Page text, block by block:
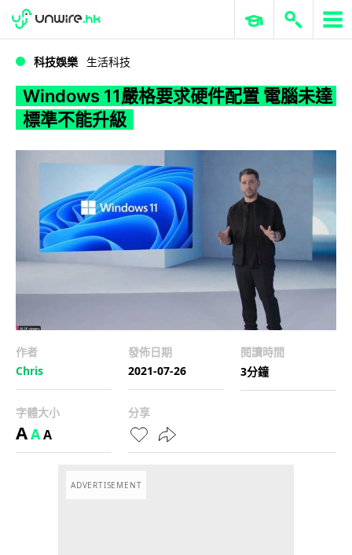
WWDC 2026 ERP 與商業 AI
科技娛樂 生活科技
Windows 11嚴格要求硬件配置 電腦未達
標準不能升級
作者
Chris
發佈日期
2021-07-26
閱讀時間
3分鐘
字體大小
AAA
分享
ADVERTISEMENT